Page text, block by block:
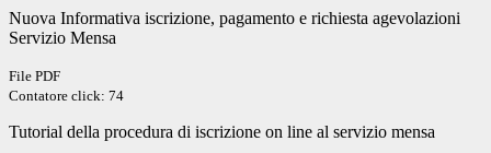
Nuova Informativa iscrizione, pagamento e richiesta agevolazioni
Servizio Mensa
File PDF
Contatore click: 74
Tutorial della procedura di iscrizione on line al servizio mensa